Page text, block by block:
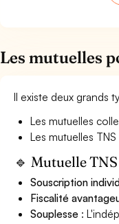
Les mutuelles
Il existe deux grands
Les mutuelles
Les mutuelles
🔹 Mutuelle
Souscription
Fiscalité
Souplesse :